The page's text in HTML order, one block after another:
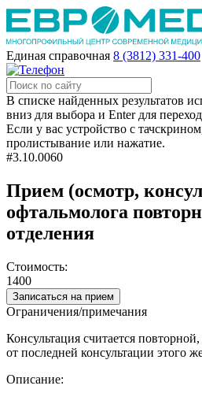
Единая справочная 8 (3812) 331-400
В списке найденных результатов
вниз для выбора и Enter для
Если у вас устройство с
пролистывание или нажатие.
#3.10.0060
Прием (осмотр,
офтальмолога
отделения
Стоимость:
1400
Записаться на прием
Ограничения/примечания
Консультация считается повторной,
от последней консультации этого
Описание: